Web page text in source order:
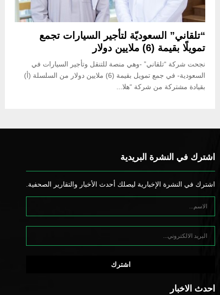
“تلقاني” السعوديّة لتأجير السيارات تجمع
تمويلًا بقيمة (6) ملايين دولار
نجحت شركة “تلقاني” -وهي منصة للتنقل وتأجير السيارات في
السعودية- في جمع تمويل بقيمة (6) ملايين دولار من السلسلة (أ)
بقيادة مشتركة من شركة “هلا...
اشترك في النشرة البريدية
اشترك في النشرة الإخبارية ليصلك أحدث الأخبار والتقارير الصحفية.
احدث الاخبار